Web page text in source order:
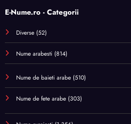
E-Nume.ro - Categorii
Diverse (52)
Nume arabesti (814)
Nume de baieti arabe (510)
Nume de fete arabe (303)